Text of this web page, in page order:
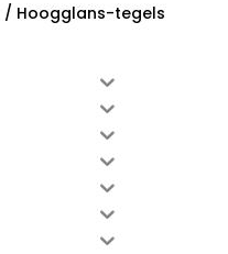
/ Hoogglans-tegels